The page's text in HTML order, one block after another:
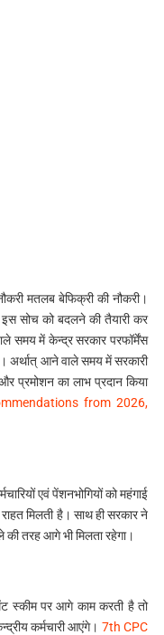
मतलब बेफिक्री की नौकरी।
इस सोच को बदलने की तैयारी कर
समय में केन्‍द्र सरकार परफॉर्मेंस
अर्थात् आने वाले समय में सरकारी
प्रमोशन का लाभ प्रदान किया
from 2026,
एवं पेंशनभोगियों को महंगाई
मिलती है। साथ ही सरकार ने
की तरह आगे भी मिलता रहेगा।
स्‍कीम पर आगे काम करती है तो
कर्मचारी आएंगे। 7th CPC